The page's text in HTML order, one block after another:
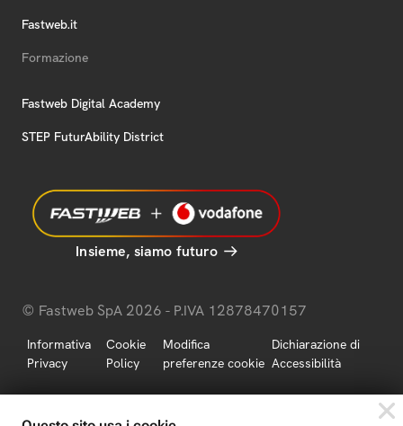
Fastweb.it
Formazione
Fastweb Digital Academy
STEP FuturAbility District
Insieme, siamo futuro
© Fastweb SpA 2026 - P.IVA 12878470157
Informativa
Privacy
Cookie
Policy
Modifica
preferenze cookie
Dichiarazione di
Accessibilità